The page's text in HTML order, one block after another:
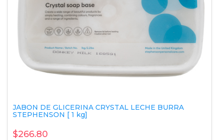
JABON DE GLICERINA CRYSTAL LECHE BURRA
STEPHENSON [ 1 kg]
$266.80